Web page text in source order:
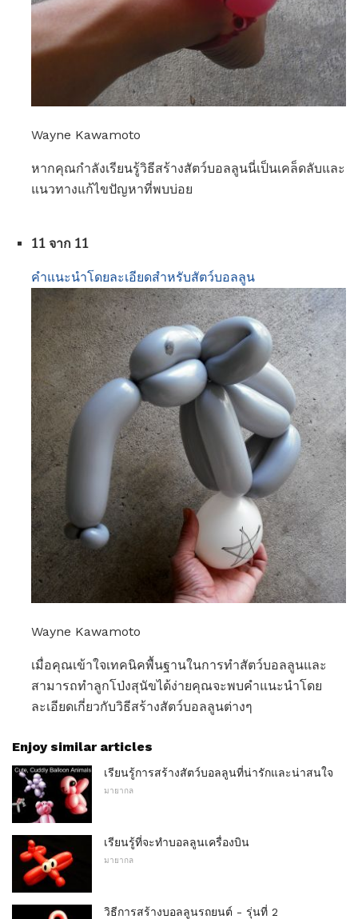
Wayne Kawamoto
หากคุณกำลังเรียนรู้วิธีสร้างสัตว์บอลลูนนี่เป็นเคล็ดลับและ
แนวทางแก้ไขปัญหาที่พบบ่อย
11 จาก 11
คำแนะนำโดยละเอียดสำหรับสัตว์บอลลูน
Wayne Kawamoto
เมื่อคุณเข้าใจเทคนิคพื้นฐานในการทำสัตว์บอลลูนและ
สามารถทำลูกโป่งสุนัขได้ง่ายคุณจะพบคำแนะนำโดย
ละเอียดเกี่ยวกับวิธีสร้างสัตว์บอลลูนต่างๆ
Enjoy similar articles
เรียนรู้การสร้างสัตว์บอลลูนที่น่ารักและน่าสนใจ
มายากล
เรียนรู้ที่จะทำบอลลูนเครื่องบิน
มายากล
วิธีการสร้างบอลลูนรถยนต์ - รุ่นที่ 2